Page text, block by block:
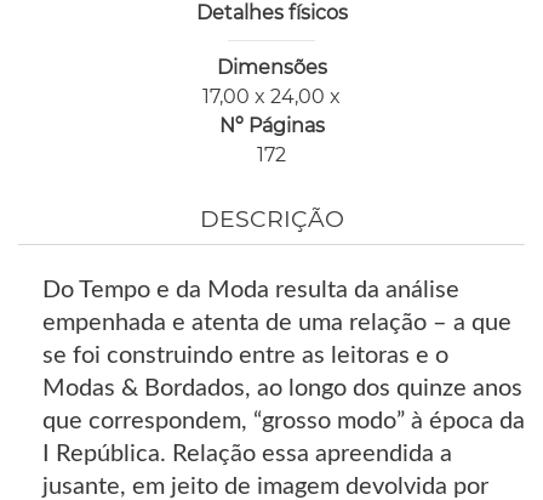
Detalhes físicos
Dimensões
17,00 x 24,00 x
Nº Páginas
172
DESCRIÇÃO
Do Tempo e da Moda resulta da análise
empenhada e atenta de uma relação – a que
se foi construindo entre as leitoras e o
Modas & Bordados, ao longo dos quinze anos
que correspondem, “grosso modo” à época da
I República. Relação essa apreendida a
jusante, em jeito de imagem devolvida por